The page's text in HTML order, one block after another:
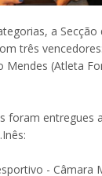
a Secção
três
Mendes (Atleta
foram entregues
- Câmara